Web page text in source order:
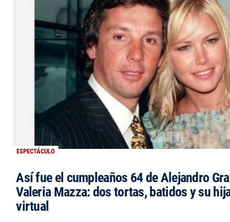
ESPECTÁCULO
Así fue el cumpleaños 64 de Alejandro
Valeria Mazza: dos tortas, batidos y su
virtual